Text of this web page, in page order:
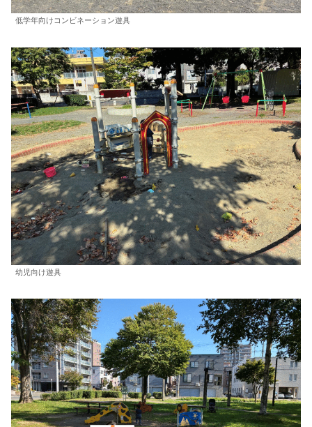
低学年向けコンビネーション遊具
幼児向け遊具